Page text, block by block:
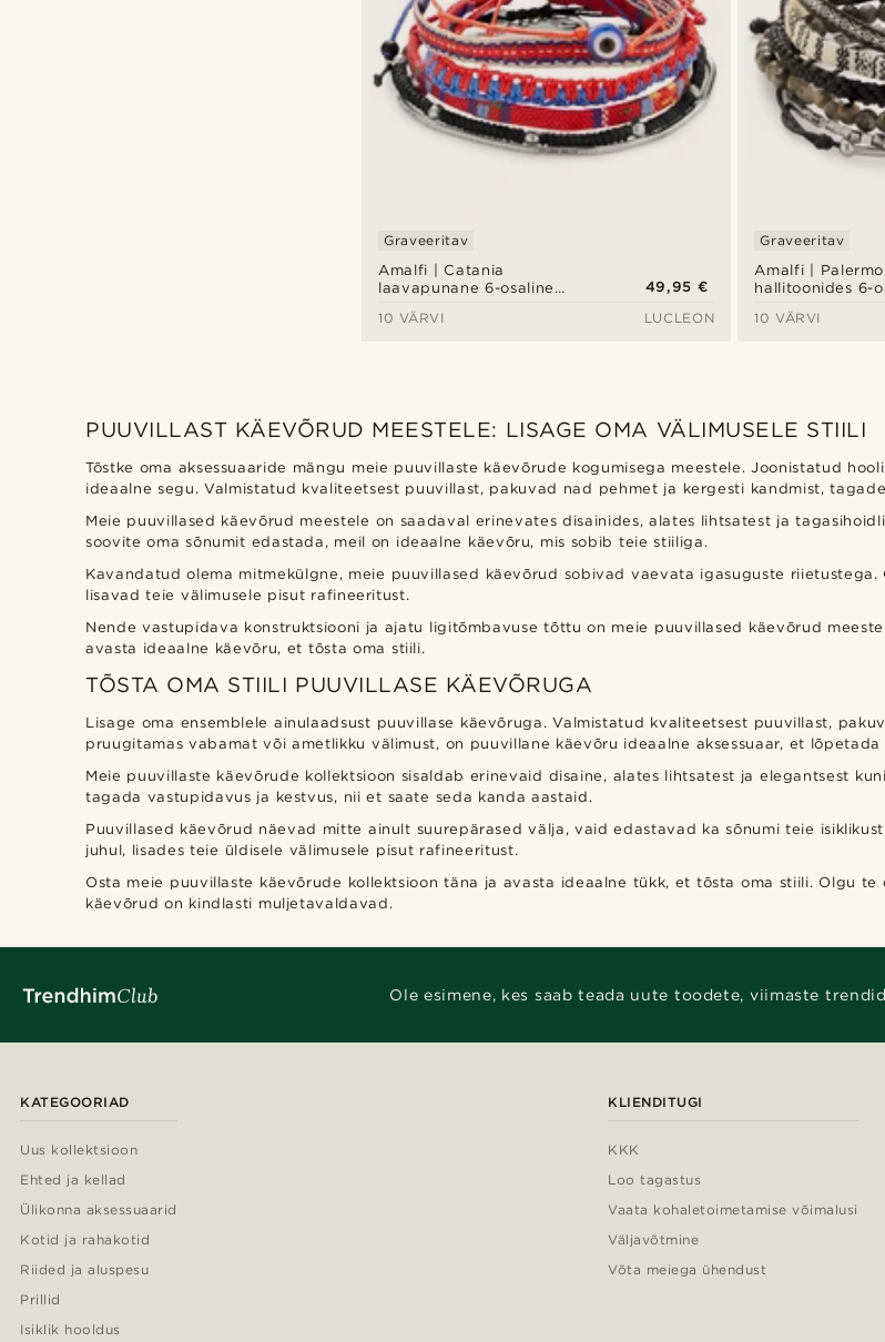
Amalfi | Catania
laavapunane 6-osaline
Graveeritav
49,95 €
10 VÄRVI
LUCLEON
Amalfi | Palermo
hallitoonides 6-
Graveeritav
10 VÄRVI
PUUVILLAST KÄEVÕRUD MEESTELE: LISAGE OMA VÄLIMUSELE STIILI
Tõstke oma aksessuaaride mängu meie puuvillaste käevõrude kogumisega meestele. Joonistatud
ideaalne segu. Valmistatud kvaliteetsest puuvillast, pakuvad nad pehmet ja kergesti kandmist,
Meie puuvillased käevõrud meestele on saadaval erinevates disainides, alates lihtsatest ja
soovite oma sõnumit edastada, meil on ideaalne käevõru, mis sobib teie stiiliga.
Kavandatud olema mitmekülgne, meie puuvillased käevõrud sobivad vaevata igasuguste
lisavad teie välimusele pisut rafineeritust.
Nende vastupidava konstruktsiooni ja ajatu ligitõmbavuse tõttu on meie puuvillased käevõrud
avasta ideaalne käevõru, et tõsta oma stiili.
TÕSTA OMA STIILI PUUVILLASE KÄEVÕRUGA
Lisage oma ensemblele ainulaadsust puuvillase käevõruga. Valmistatud kvaliteetsest puuvillast,
pruugitamas vabamat või ametlikku välimust, on puuvillane käevõru ideaalne aksessuaar, et
Meie puuvillaste käevõrude kollektsioon sisaldab erinevaid disaine, alates lihtsatest ja elegantsest
tagada vastupidavus ja kestvus, nii et saate seda kanda aastaid.
Puuvillased käevõrud näevad mitte ainult suurepärased välja, vaid edastavad ka sõnumi teie
juhul, lisades teie üldisele välimusele pisut rafineeritust.
Osta meie puuvillaste käevõrude kollektsioon täna ja avasta ideaalne tükk, et tõsta oma stiili. Olgu
käevõrud on kindlasti muljetavaldavad.
Ole esimene, kes saab teada uute toodete, viimaste
KATEGOORIAD
Uus kollektsioon
Ehted ja kellad
Ülikonna aksessuaarid
Kotid ja rahakotid
Riided ja aluspesu
Prillid
Isiklik hooldus
KLIENDITUGI
KKK
Loo tagastus
Vaata kohaletoimetamise võimalusi
Väljavõtmine
Võta meiega ühendust